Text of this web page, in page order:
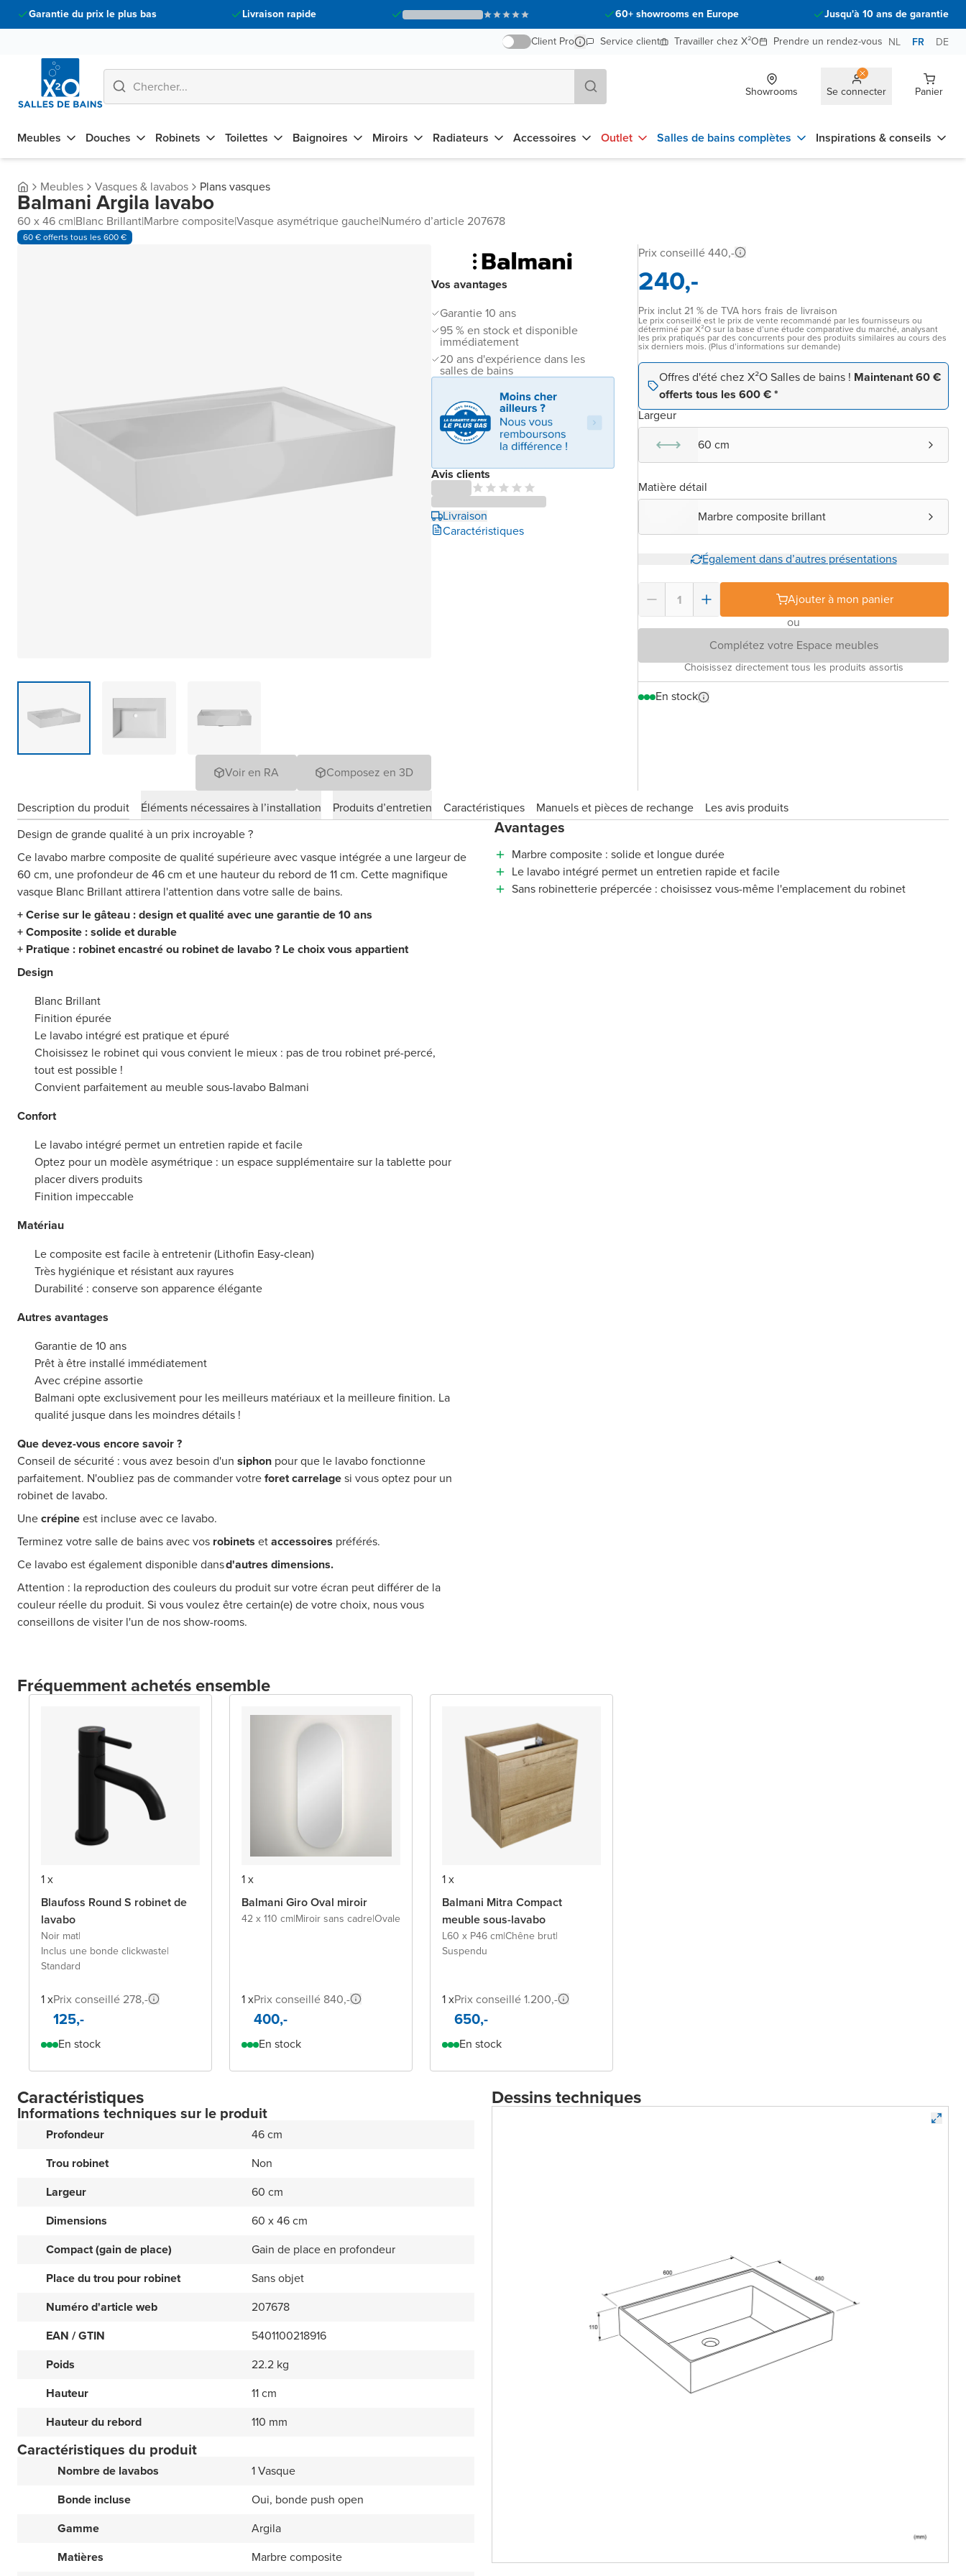
Garantie du prix le plus bas Livraison rapide 60+ showrooms en Europe
Jusqu'à 10 ans de garantie
Client Pro
Service client Travailler chez X²O Prendre un rendez-vous NL FR DE
Showrooms Se connecter Panier
Meubles Douches Robinets Toilettes Baignoires Miroirs Radiateurs Accessoires Outlet Salles de bains complètes Inspirations & conseils
Meubles Vasques & lavabos Plans vasques
Balmani Argila lavabo
60 x 46 cm|Blanc Brillant|Marbre composite|Vasque asymétrique gauche|Numéro d’article 207678
60 € offerts tous les 600 €
Voir en RA Composez en 3D
Vos avantages
Garantie 10 ans
95 % en stock et disponible
immédiatement
20 ans d'expérience dans les
salles de bains
Avis clients
Livraison
Caractéristiques
Prix conseillé 440,-
240,-
Prix inclut 21 % de TVA hors frais de livraison
Le prix conseillé est le prix de vente recommandé par les fournisseurs ou
déterminé par X²O sur la base d’une étude comparative du marché, analysant
les prix pratiqués par des concurrents pour des produits similaires au cours des
six derniers mois. (Plus d’informations sur demande)
Offres d'été chez X²O Salles de bains ! Maintenant 60 €
offerts tous les 600 € *
Largeur
60 cm
Matière détail
Marbre composite brillant
Également dans d’autres présentations
Ajouter à mon panier
ou
Complétez votre Espace meubles
Choisissez directement tous les produits assortis
En stock
Description du produit Éléments nécessaires à l’installation Produits d’entretien Caractéristiques Manuels et pièces de rechange
Les avis produits
Design de grande qualité à un prix incroyable ?
Ce lavabo marbre composite de qualité supérieure avec vasque intégrée a une largeur de
60 cm, une profondeur de 46 cm et une hauteur du rebord de 11 cm. Cette magnifique
vasque Blanc Brillant attirera l'attention dans votre salle de bains.
+ Cerise sur le gâteau : design et qualité avec une garantie de 10 ans
+ Composite : solide et durable
+ Pratique : robinet encastré ou robinet de lavabo ? Le choix vous appartient
Design
Blanc Brillant
Finition épurée
Le lavabo intégré est pratique et épuré
Choisissez le robinet qui vous convient le mieux : pas de trou robinet pré-percé,
tout est possible !
Convient parfaitement au meuble sous-lavabo Balmani
Confort
Le lavabo intégré permet un entretien rapide et facile
Optez pour un modèle asymétrique : un espace supplémentaire sur la tablette pour
placer divers produits
Finition impeccable
Matériau
Le composite est facile à entretenir (Lithofin Easy-clean)
Très hygiénique et résistant aux rayures
Durabilité : conserve son apparence élégante
Autres avantages
Garantie de 10 ans
Prêt à être installé immédiatement
Avec crépine assortie
Balmani opte exclusivement pour les meilleurs matériaux et la meilleure finition. La
qualité jusque dans les moindres détails !
Que devez-vous encore savoir ?
Conseil de sécurité : vous avez besoin d'un siphon pour que le lavabo fonctionne
parfaitement. N'oubliez pas de commander votreforet carrelagesi vous optez pour un
robinet de lavabo.
Unecrépineest incluse avec ce lavabo.
Terminez votre salle de bains avec vos robinets etaccessoires préférés.
Ce lavabo est également disponible dansd'autres dimensions.
Attention : la reproduction des couleurs du produit sur votre écran peut différer de la
couleur réelle du produit. Si vous voulez être certain(e) de votre choix, nous vous
conseillons de visiter l'un de nos show-rooms.
Avantages
Marbre composite : solide et longue durée
Le lavabo intégré permet un entretien rapide et facile
Sans robinetterie prépercée : choisissez vous-même l'emplacement du robinet
Fréquemment achetés ensemble
1 x
Blaufoss Round S robinet de
lavabo
Noir mat|
Inclus une bonde clickwaste|
Standard
1 xPrix conseillé 278,-
125,-
En stock
1 x
Balmani Giro Oval miroir
42 x 110 cm|Miroir sans cadre|Ovale
1 xPrix conseillé 840,-
400,-
En stock
1 x
Balmani Mitra Compact
meuble sous-lavabo
L60 x P46 cm|Chêne brut|
Suspendu
1 xPrix conseillé 1.200,-
650,-
En stock
Caractéristiques
Informations techniques sur le produit
Profondeur
46 cm
Trou robinet
Non
Largeur
60 cm
Dimensions
60 x 46 cm
Compact (gain de place)
Gain de place en profondeur
Place du trou pour robinet
Sans objet
Numéro d'article web
207678
EAN / GTIN
5401100218916
Poids
22.2 kg
Hauteur
11 cm
Hauteur du rebord
110 mm
Caractéristiques du produit
Nombre de lavabos
1 Vasque
Bonde incluse
Oui, bonde push open
Gamme
Argila
Matières
Marbre composite
Dessins techniques